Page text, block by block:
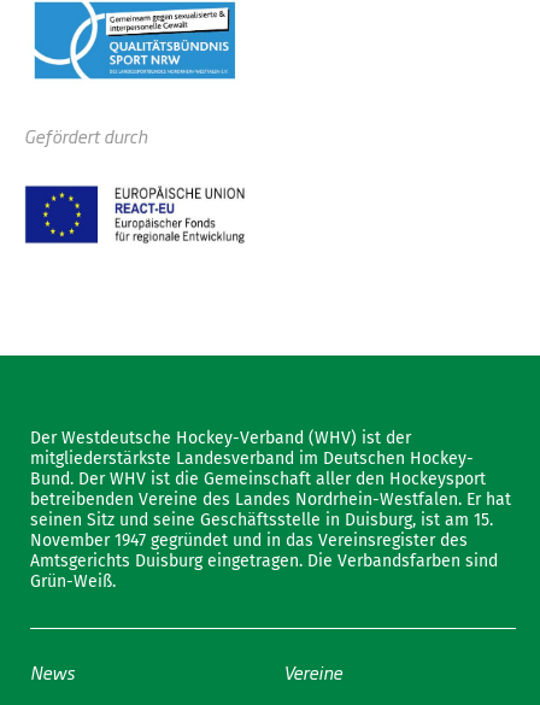
Gefördert durch
Der Westdeutsche Hockey-Verband (WHV) ist der
mitgliederstärkste Landesverband im Deutschen Hockey-
Bund. Der WHV ist die Gemeinschaft aller den Hockeysport
betreibenden Vereine des Landes Nordrhein-Westfalen. Er hat
seinen Sitz und seine Geschäftsstelle in Duisburg, ist am 15.
November 1947 gegründet und in das Vereinsregister des
Amtsgerichts Duisburg eingetragen. Die Verbandsfarben sind
Grün-Weiß.
News
Vereine